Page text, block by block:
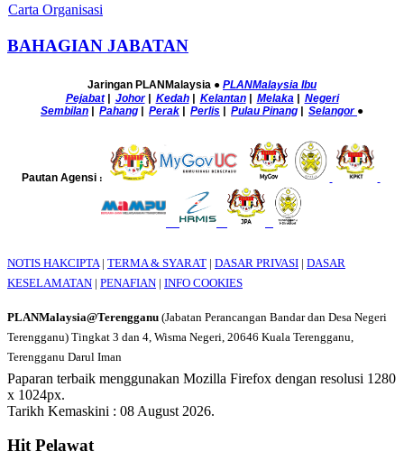
Carta Organisasi
BAHAGIAN JABATAN
Jaringan PLANMalaysia ● PLANMalaysia Ibu
Pejabat| Johor| Kedah| Kelantan| Melaka | Negeri
Sembilan | Pahang | Perak | Perlis | Pulau Pinang | Selangor ●
Pautan Agensi:
NOTIS HAKCIPTA | TERMA & SYARAT | DASAR PRIVASI | DASAR
KESELAMATAN | PENAFIAN | INFO COOKIES
PLANMalaysia@Terengganu (Jabatan Perancangan Bandar dan Desa Negeri
Terengganu) Tingkat 3 dan 4, Wisma Negeri, 20646 Kuala Terengganu,
Terengganu Darul Iman
Paparan terbaik menggunakan Mozilla Firefox dengan resolusi 1280
x 1024px.
Tarikh Kemaskini : 08 August 2026.
Hit Pelawat